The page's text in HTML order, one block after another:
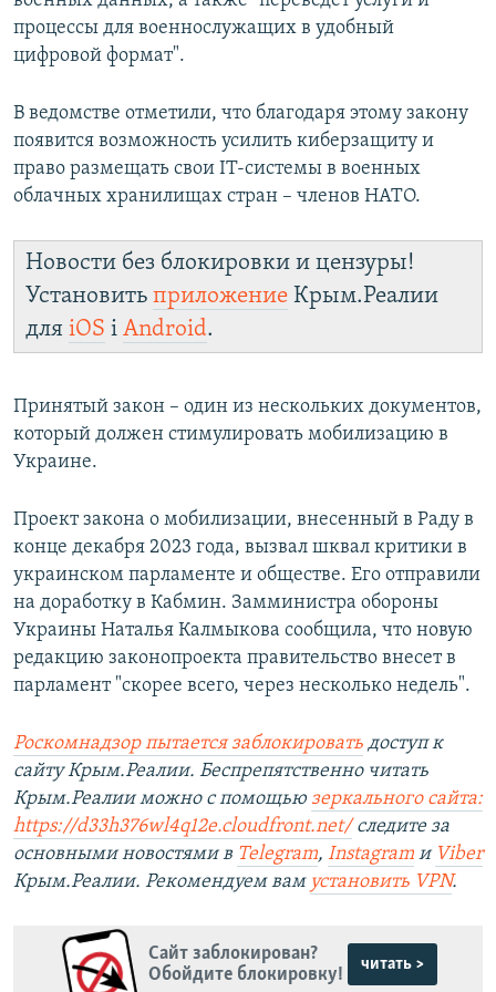
процессы для военнослужащих в удобный
цифровой формат".
В ведомстве отметили, что благодаря этому закону
появится возможность усилить киберзащиту и
право размещать свои IT-системы в военных
облачных хранилищах стран – членов НАТО.
Новости без блокировки и цензуры!
Установить приложение Крым.Реалии
для iOS і Android.
Принятый закон – один из нескольких документов,
который должен стимулировать мобилизацию в
Украине.
Проект закона о мобилизации, внесенный в Раду в
конце декабря 2023 года, вызвал шквал критики в
украинском парламенте и обществе. Его отправили
на доработку в Кабмин. Замминистра обороны
Украины Наталья Калмыкова сообщила, что новую
редакцию законопроекта правительство внесет в
парламент "скорее всего, через несколько недель".
Роскомнадзор пытается заблокировать доступ к
сайту Крым.Реалии. Беспрепятственно читать
Крым.Реалии можно с помощью зеркального сайта:
https://d33h376wl4q12e.cloudfront.net/следите за
основными новостями в Telegram, Instagram и Viber
Крым.Реалии. Рекомендуем вам установить VPN.
Сайт заблокирован?
Обойдите блокировку!
читать >